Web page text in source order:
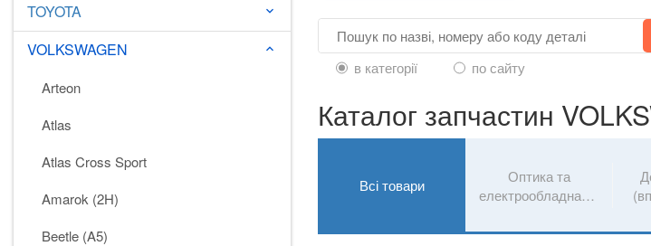
TOYOTA keyboard_arrow_down
VOLKSWAGEN keyboard_arrow_down
Arteon
Atlas
Atlas Cross Sport
Amarok (2H)
Beetle (A5)
в категорії по сайту
Каталог запчастин
Всі товари
Оптика та
електрообладнання